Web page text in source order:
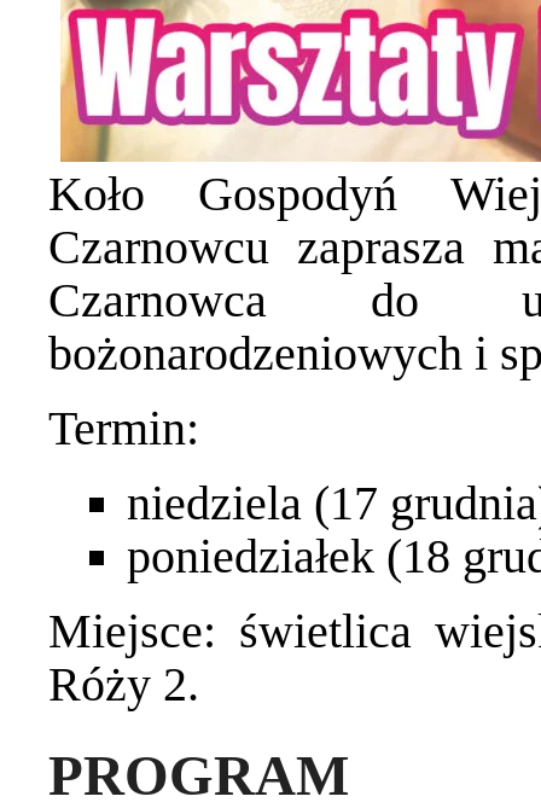
Koło Gospodyń
Czarnowcu zaprasza
Czarnowca do
bożonarodzeniowych i
Termin:
niedziela (17
poniedziałek (18
Miejsce: świetlica
Róży 2.
PROGRAM